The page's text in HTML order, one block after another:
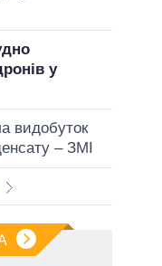
у
видобуток
– ЗМІ